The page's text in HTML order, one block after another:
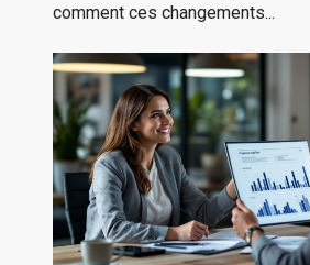
comment ces changements...